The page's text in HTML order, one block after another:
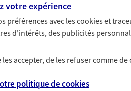
votre expérience
préférences avec lescookies et
d'intérêts, des publicités
les accepter, de les refuser comme
politique decookies